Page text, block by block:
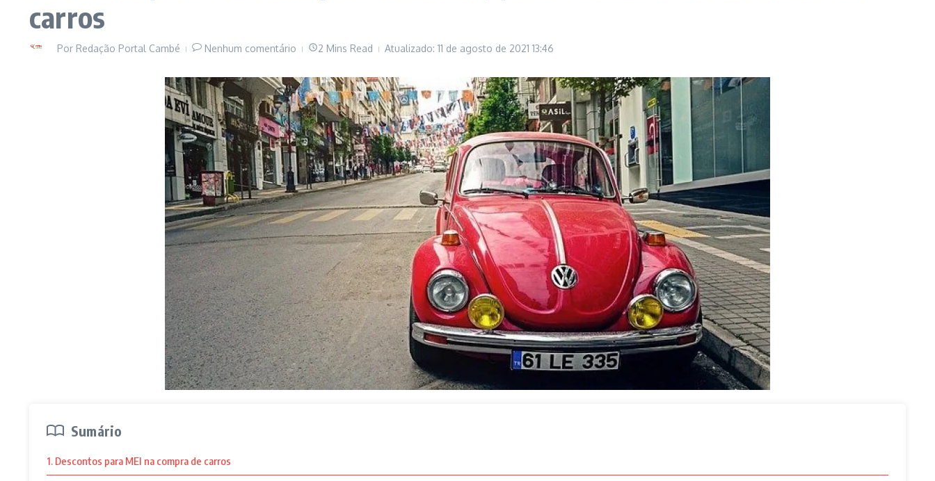
carros
Por Redação Portal Cambé Nenhum comentário 2 Mins Read Atualizado: 11 de agosto de 2021 13:46
Sumário
1. Descontos para MEI na compra de carros